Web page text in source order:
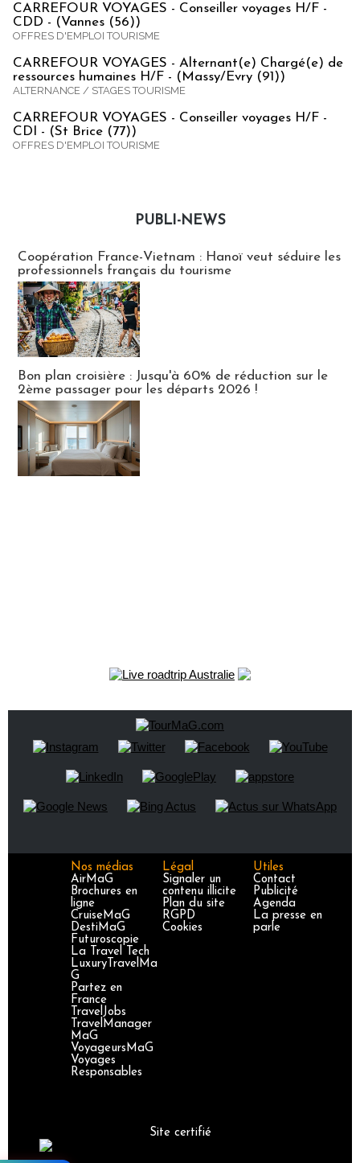
CARREFOUR VOYAGES - Conseiller voyages H/F -
CDD - (Vannes (56))
OFFRES D'EMPLOI TOURISME
CARREFOUR VOYAGES - Alternant(e) Chargé(e) de
ressources humaines H/F - (Massy/Evry (91))
ALTERNANCE / STAGES TOURISME
CARREFOUR VOYAGES - Conseiller voyages H/F -
CDI - (St Brice (77))
OFFRES D'EMPLOI TOURISME
PUBLI-NEWS
Coopération France-Vietnam : Hanoï veut séduire les
professionnels français du tourisme
Bon plan croisière : Jusqu'à 60% de réduction sur le
2ème passager pour les départs 2026 !
Nos médias
AirMaG
Brochures en
ligne
CruiseMaG
DestiMaG
Futuroscopie
La Travel Tech
LuxuryTravelMa
G
Partez en
France
TravelJobs
TravelManager
MaG
VoyageursMaG
Voyages
Responsables
Légal
Signaler un
contenu illicite
Plan du site
RGPD
Cookies
Utiles
Contact
Publicité
Agenda
La presse en
parle
Site certifié